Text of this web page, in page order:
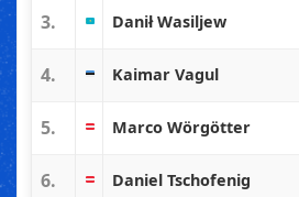
3. Danił Wasiljew
4. Kaimar Vagul
5. Marco Wörgötter
6. Daniel Tschofenig